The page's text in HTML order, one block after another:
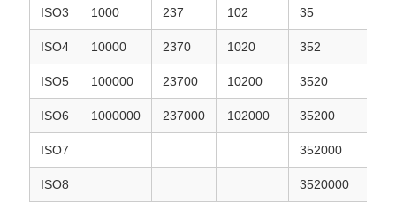
ISO3 1000 237 102 35
ISO4 10000 2370 1020 352
ISO5 100000 23700 10200 3520
ISO6 1000000 237000 102000 35200
ISO7 352000
ISO8 3520000